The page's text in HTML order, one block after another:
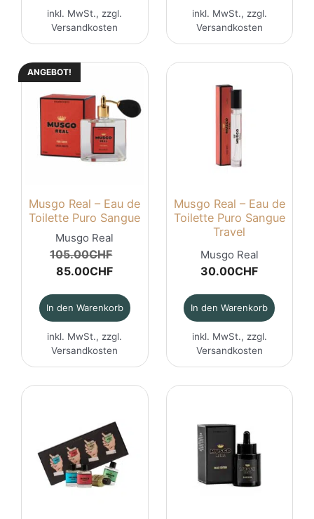
inkl. MwSt., zzgl.
Versandkosten
inkl. MwSt., zzgl.
Versandkosten
ANGEBOT!
Musgo Real – Eau de
Toilette Puro Sangue
Musgo Real
105.00CHF
Ursprünglicher
105.00CHF
85.00CHFAktueller
ist:
85.00CHF.
In den Warenkorb
inkl. MwSt., zzgl.
Versandkosten
Musgo Real – Eau de
Toilette Puro Sangue
Travel
Musgo Real
30.00CHF
In den Warenkorb
inkl. MwSt., zzgl.
Versandkosten